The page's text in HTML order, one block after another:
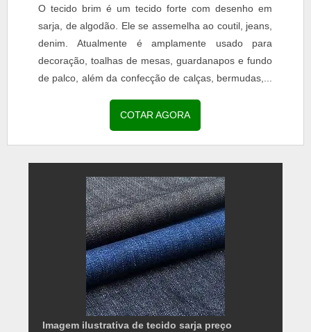
O tecido brim é um tecido forte com desenho em
sarja, de algodão. Ele se assemelha ao coutil, jeans,
denim. Atualmente é amplamente usado para
decoração, toalhas de mesas, guardanapos e fundo
de palco, além da confecção de calças, bermudas,...
COTAR AGORA
Imagem ilustrativa de tecido sarja preço